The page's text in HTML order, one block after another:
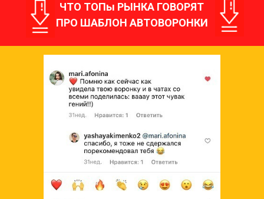
ЧТО ТОПы РЫНКА ГОВОРЯТ
ПРО ШАБЛОН АВТОВОРОНКИ